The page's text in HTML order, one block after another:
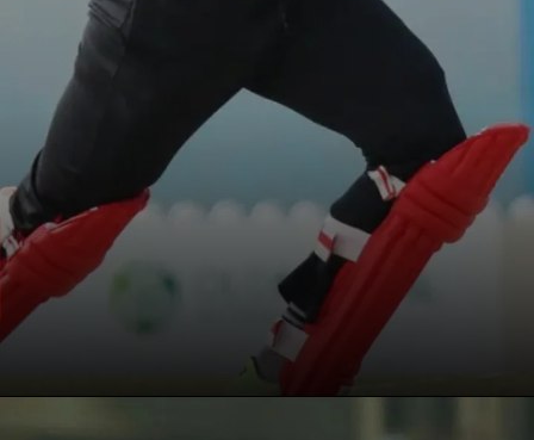
4. बाबार हयात
हांगकांग के स्टार बल्लेबाज बाबर हयात इस लिस्ट
में चौथे स्थान पर शामिल हैं और उन्होंने टी20 फॉर्मेट
की 5 पारियों में 235 रन बनाए हैं.